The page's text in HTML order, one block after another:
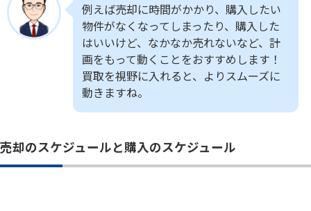
例えば売却に時間がかかり、購入したい
物件がなくなってしまったり、購入した
はいいけど、なかなか売れないなど、計
画をもって動くことをおすすめします！
買取を視野に入れると、よりスムーズに
動きますね。
売却のスケジュールと購入のスケジュール